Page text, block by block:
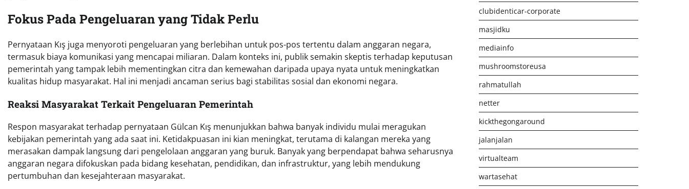
Fokus Pada Pengeluaran yang Tidak Perlu
Pernyataan Kış juga menyoroti pengeluaran yang berlebihan untuk pos-pos tertentu dalam anggaran negara,
termasuk biaya komunikasi yang mencapai miliaran. Dalam konteks ini, publik semakin skeptis terhadap keputusan
pemerintah yang tampak lebih mementingkan citra dan kemewahan daripada upaya nyata untuk meningkatkan
kualitas hidup masyarakat. Hal ini menjadi ancaman serius bagi stabilitas sosial dan ekonomi negara.
Reaksi Masyarakat Terkait Pengeluaran Pemerintah
Respon masyarakat terhadap pernyataan Gülcan Kış menunjukkan bahwa banyak individu mulai meragukan
kebijakan pemerintah yang ada saat ini. Ketidakpuasan ini kian meningkat, terutama di kalangan mereka yang
merasakan dampak langsung dari pengelolaan anggaran yang buruk. Banyak yang berpendapat bahwa seharusnya
anggaran negara difokuskan pada bidang kesehatan, pendidikan, dan infrastruktur, yang lebih mendukung
pertumbuhan dan kesejahteraan masyarakat.
clubidenticar-corporate
masjidku
mediainfo
mushroomstoreusa
rahmatullah
netter
kickthegongaround
jalanjalan
virtualteam
wartasehat